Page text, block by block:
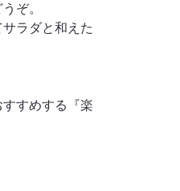
ぞ。
ラダと和えた
すめする『楽